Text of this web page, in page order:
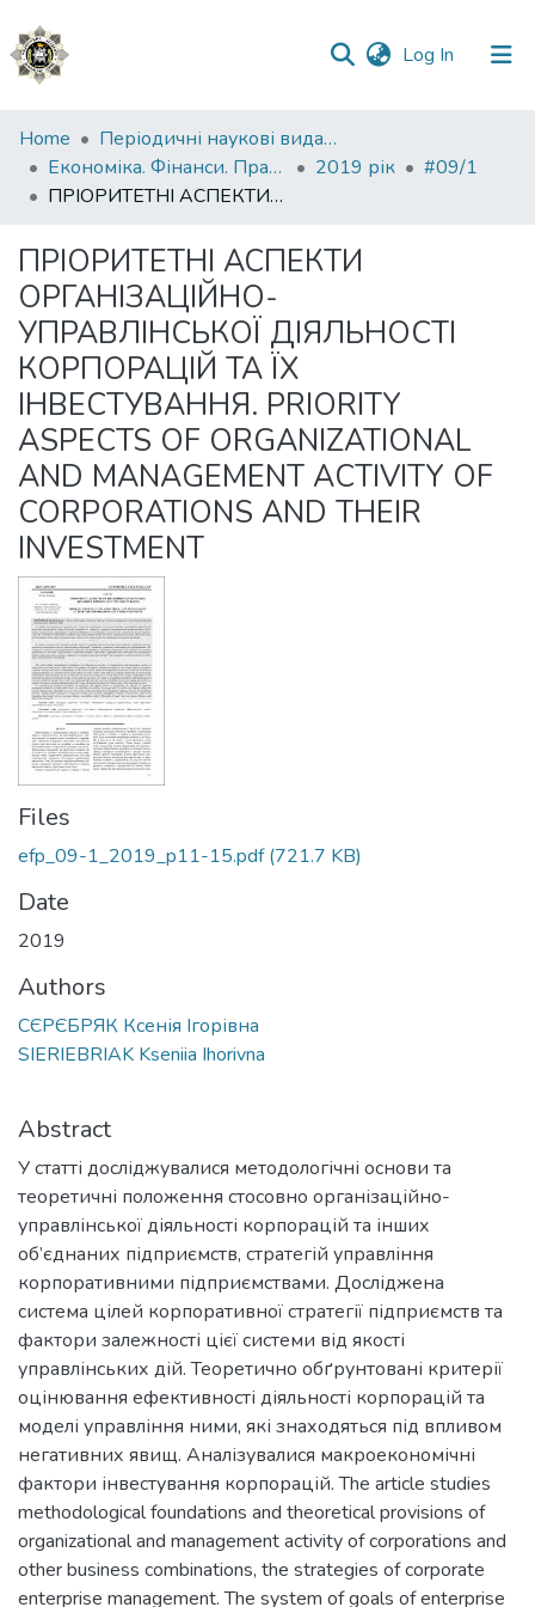
Log In (current)
Communities
&
Collections
Statistics
Home
Періодичні наукові видання НАВС
Економіка. Фінанси. Право.
2019 рік
#09/1
ПРІОРИТЕТНІ АСПЕКТИ ОРГАНІЗАЦІЙНО-УПРАВЛІНСЬКОЇ ДІЯЛЬНОСТІ КОРПОРАЦІЙ ТА ЇХ ІНВЕСТУВАННЯ. PRIORITY ASPECTS OF ORGANIZATIONAL AND MANAGEMENT ACTIVITY OF CORPORATIONS AND THEIR INVESTMENT
ПРІОРИТЕТНІ АСПЕКТИ
ОРГАНІЗАЦІЙНО-
УПРАВЛІНСЬКОЇ ДІЯЛЬНОСТІ
КОРПОРАЦІЙ ТА ЇХ
ІНВЕСТУВАННЯ. PRIORITY
ASPECTS OF ORGANIZATIONAL
AND MANAGEMENT ACTIVITY OF
CORPORATIONS AND THEIR
INVESTMENT
Files
efp_09-1_2019_p11-15.pdf(721.7 KB)
Date
2019
Authors
СЄРЄБРЯК Ксенія Ігорівна
SIERIEBRIAK Kseniia Ihorivna
Abstract
У статті досліджувалися методологічні основи та
теоретичні положення стосовно організаційно-
управлінської діяльності корпорацій та інших
об’єднаних підприємств, стратегій управління
корпоративними підприємствами. Досліджена
система цілей корпоративної стратегії підприємств та
фактори залежності цієї системи від якості
управлінських дій. Теоретично обґрунтовані критерії
оцінювання ефективності діяльності корпорацій та
моделі управління ними, які знаходяться під впливом
негативних явищ. Аналізувалися макроекономічні
фактори інвестування корпорацій. The article studies
methodological foundations and theoretical provisions of
organizational and management activity of corporations and
other business combinations, the strategies of corporate
enterprise management. The system of goals of enterprise